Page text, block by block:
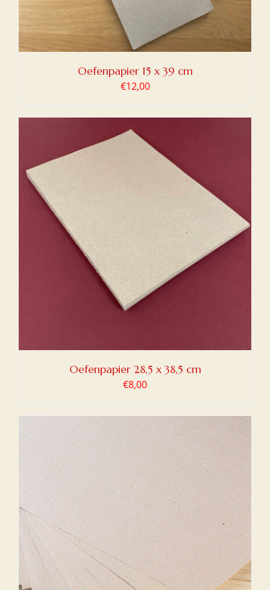
Oefenpapier 15 x 39 cm
€12,00
Oefenpapier 28,5 x 38,5 cm
€8,00